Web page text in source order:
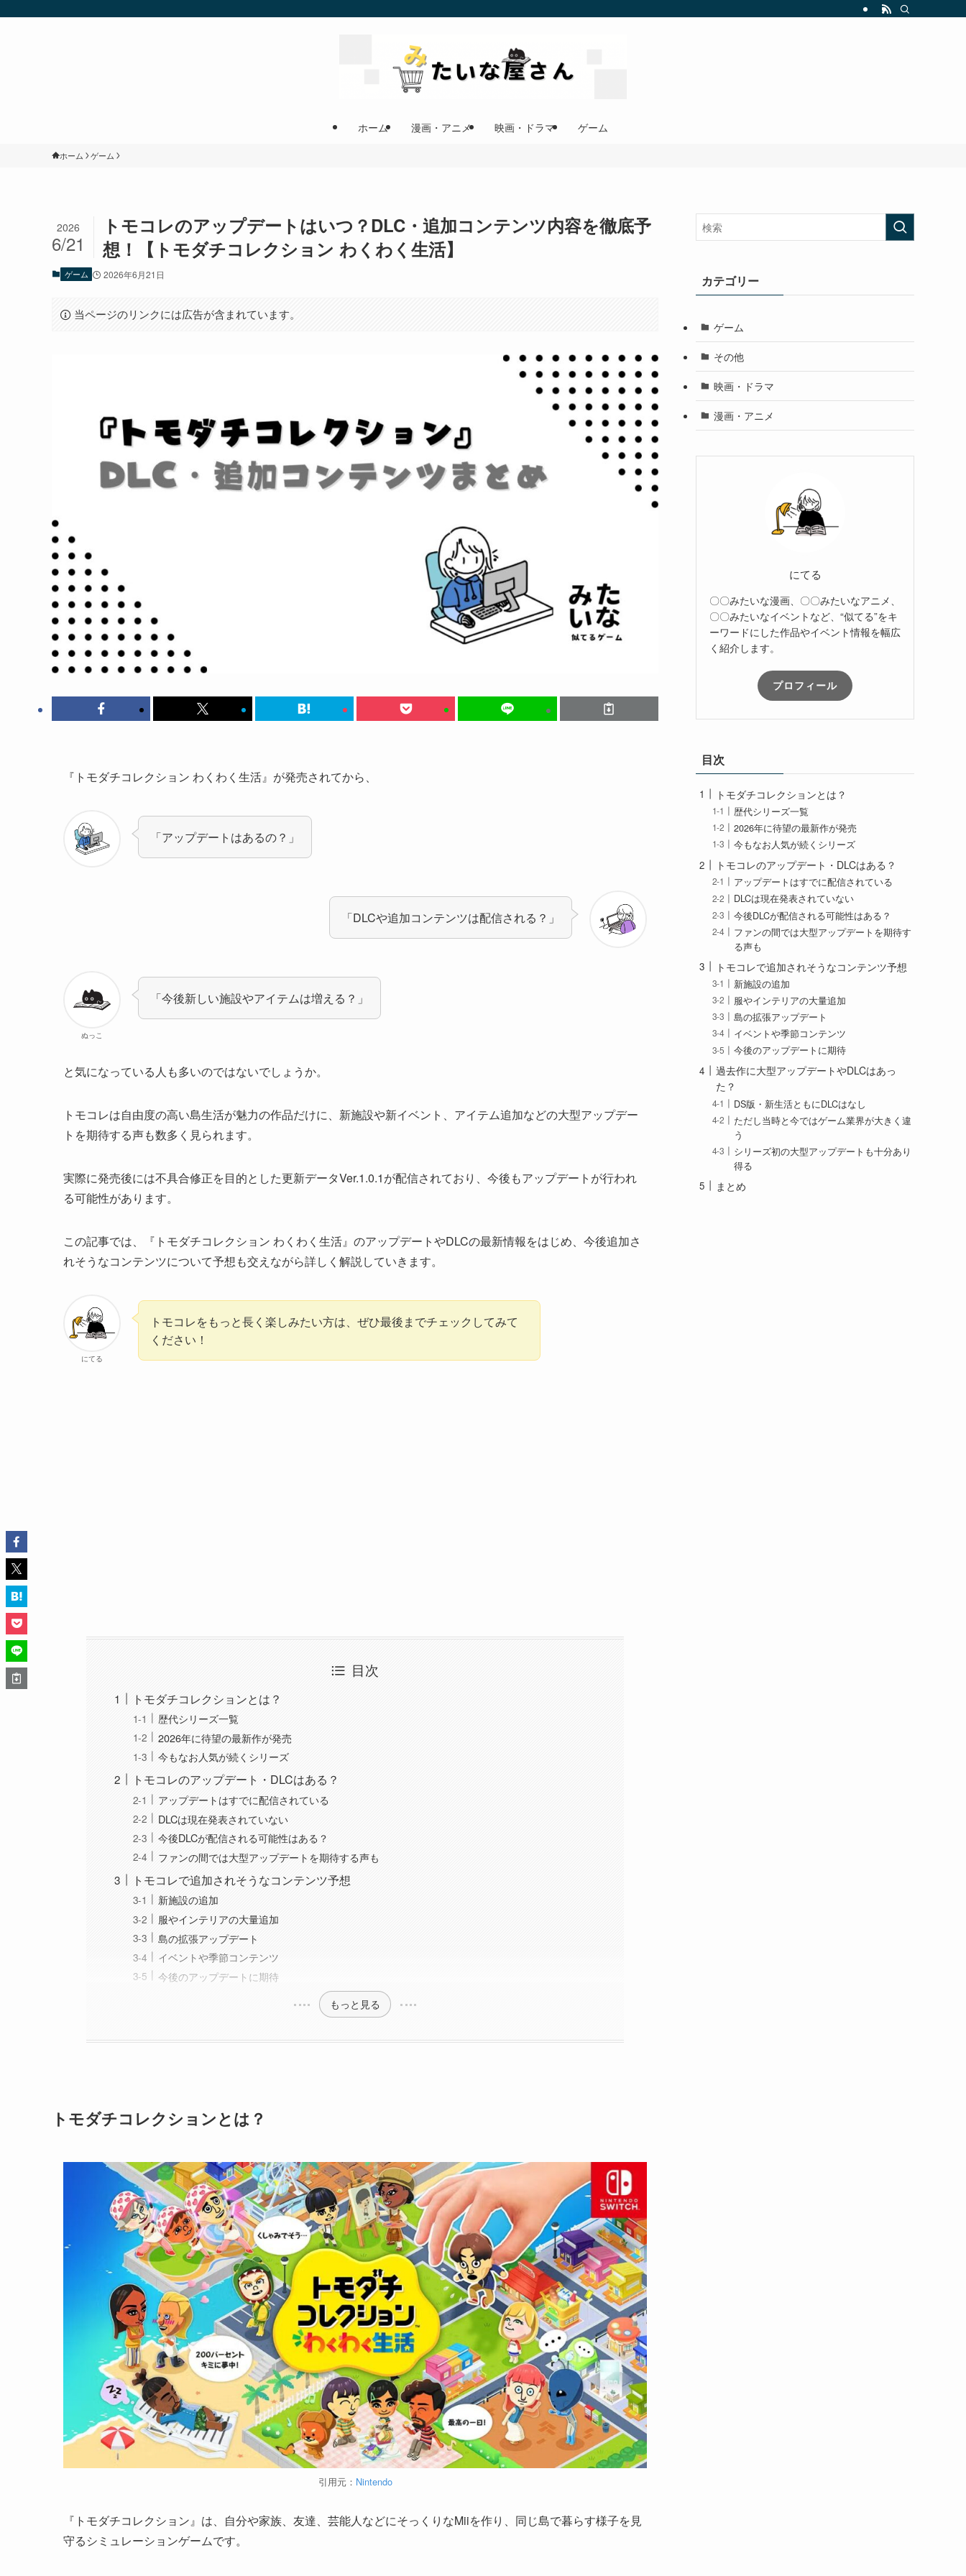
ホーム 漫画・アニメ 映画・ドラマ ゲーム
ホーム ゲーム
トモコレのアップデートはいつ？DLC・追加コンテンツ内容を徹底予
想！【トモダチコレクション わくわく生活】
2026
6/21
ゲーム 2026年6月21日
当ページのリンクには広告が含まれています。
『トモダチコレクション わくわく生活』が発売されてから、
「アップデートはあるの？」
「DLCや追加コンテンツは配信される？」
ぬっこ
「今後新しい施設やアイテムは増える？」
と気になっている人も多いのではないでしょうか。
トモコレは自由度の高い島生活が魅力の作品だけに、新施設や新イベント、アイテム追加などの大型アップデー
トを期待する声も数多く見られます。
実際に発売後には不具合修正を目的とした更新データVer.1.0.1が配信されており、今後もアップデートが行われ
る可能性があります。
この記事では、『トモダチコレクション わくわく生活』のアップデートやDLCの最新情報をはじめ、今後追加さ
れそうなコンテンツについて予想も交えながら詳しく解説していきます。
にてる
トモコレをもっと長く楽しみたい方は、ぜひ最後までチェックしてみて
ください！
目次
トモダチコレクションとは？
歴代シリーズ一覧
2026年に待望の最新作が発売
今もなお人気が続くシリーズ
トモコレのアップデート・DLCはある？
アップデートはすでに配信されている
DLCは現在発表されていない
今後DLCが配信される可能性はある？
ファンの間では大型アップデートを期待する声も
トモコレで追加されそうなコンテンツ予想
新施設の追加
服やインテリアの大量追加
島の拡張アップデート
イベントや季節コンテンツ
今後のアップデートに期待
もっと見る
トモダチコレクションとは？
引用元： Nintendo
『トモダチコレクション』は、自分や家族、友達、芸能人などにそっくりなMiiを作り、同じ島で暮らす様子を見
守るシミュレーションゲームです。
カテゴリー
ゲーム
その他
映画・ドラマ
漫画・アニメ
にてる
〇〇みたいな漫画、〇〇みたいなアニメ、
〇〇みたいなイベントなど、“似てる”をキ
ーワードにした作品やイベント情報を幅広
く紹介します。
プロフィール
目次
トモダチコレクションとは？
歴代シリーズ一覧
2026年に待望の最新作が発売
今もなお人気が続くシリーズ
トモコレのアップデート・DLCはある？
アップデートはすでに配信されている
DLCは現在発表されていない
今後DLCが配信される可能性はある？
ファンの間では大型アップデートを期待す
る声も
トモコレで追加されそうなコンテンツ予想
新施設の追加
服やインテリアの大量追加
島の拡張アップデート
イベントや季節コンテンツ
今後のアップデートに期待
過去作に大型アップデートやDLCはあっ
た？
DS版・新生活ともにDLCはなし
ただし当時と今ではゲーム業界が大きく違
う
シリーズ初の大型アップデートも十分あり
得る
まとめ